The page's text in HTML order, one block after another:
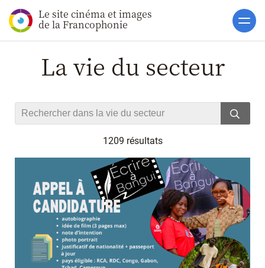
Le site cinéma et images
de la Francophonie Accueil
Actualités
La vie des films
Soutiens
Catalogue
Clap ACP
Boites à
Accès pro
La vie du secteur
1209 résultats